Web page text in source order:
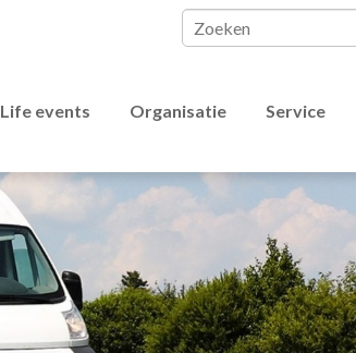
Life events Organisatie Service